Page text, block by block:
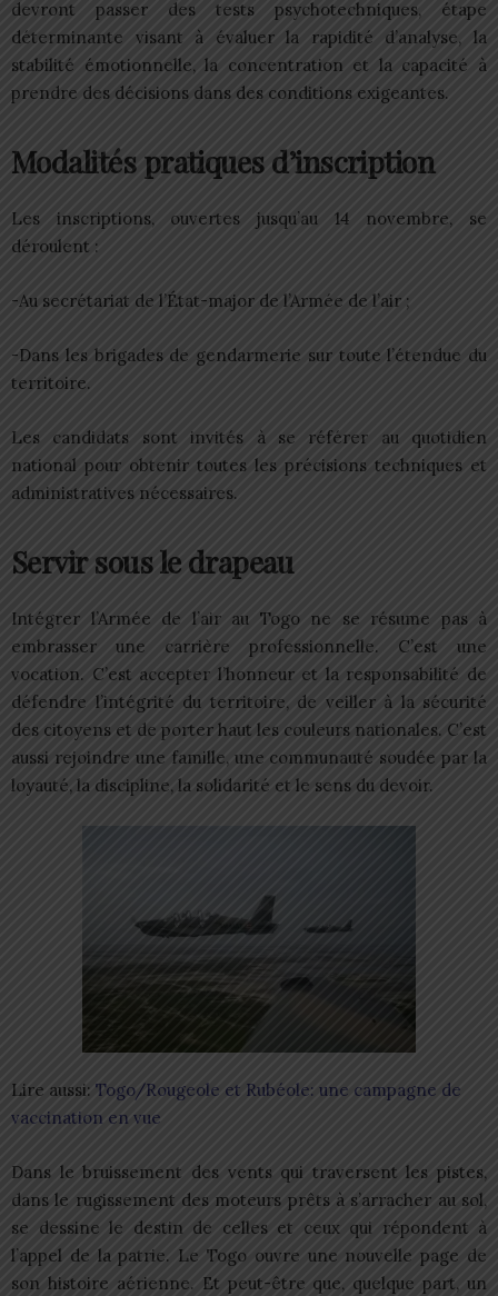
devront passer des tests psychotechniques, étape
déterminante visant à évaluer la rapidité d’analyse, la
stabilité émotionnelle, la concentration et la capacité à
prendre des décisions dans des conditions exigeantes.
Modalités pratiques d’inscription
Les inscriptions, ouvertes jusqu’au 14 novembre, se
déroulent :
-Au secrétariat de l’État-major de l’Armée de l’air ;
-Dans les brigades de gendarmerie sur toute l’étendue du
territoire.
Les candidats sont invités à se référer au quotidien
national pour obtenir toutes les précisions techniques et
administratives nécessaires.
Servir sous le drapeau
Intégrer l’Armée de l’air au Togo ne se résume pas à
embrasser une carrière professionnelle. C’est une
vocation. C’est accepter l’honneur et la responsabilité de
défendre l’intégrité du territoire, de veiller à la sécurité
des citoyens et de porter haut les couleurs nationales. C’est
aussi rejoindre une famille, une communauté soudée par la
loyauté, la discipline, la solidarité et le sens du devoir.
Lire aussi: Togo/Rougeole et Rubéole: une campagne de
vaccination en vue
Dans le bruissement des vents qui traversent les pistes,
dans le rugissement des moteurs prêts à s’arracher au sol,
se dessine le destin de celles et ceux qui répondent à
l’appel de la patrie. Le Togo ouvre une nouvelle page de
son histoire aérienne. Et peut-être que, quelque part, un